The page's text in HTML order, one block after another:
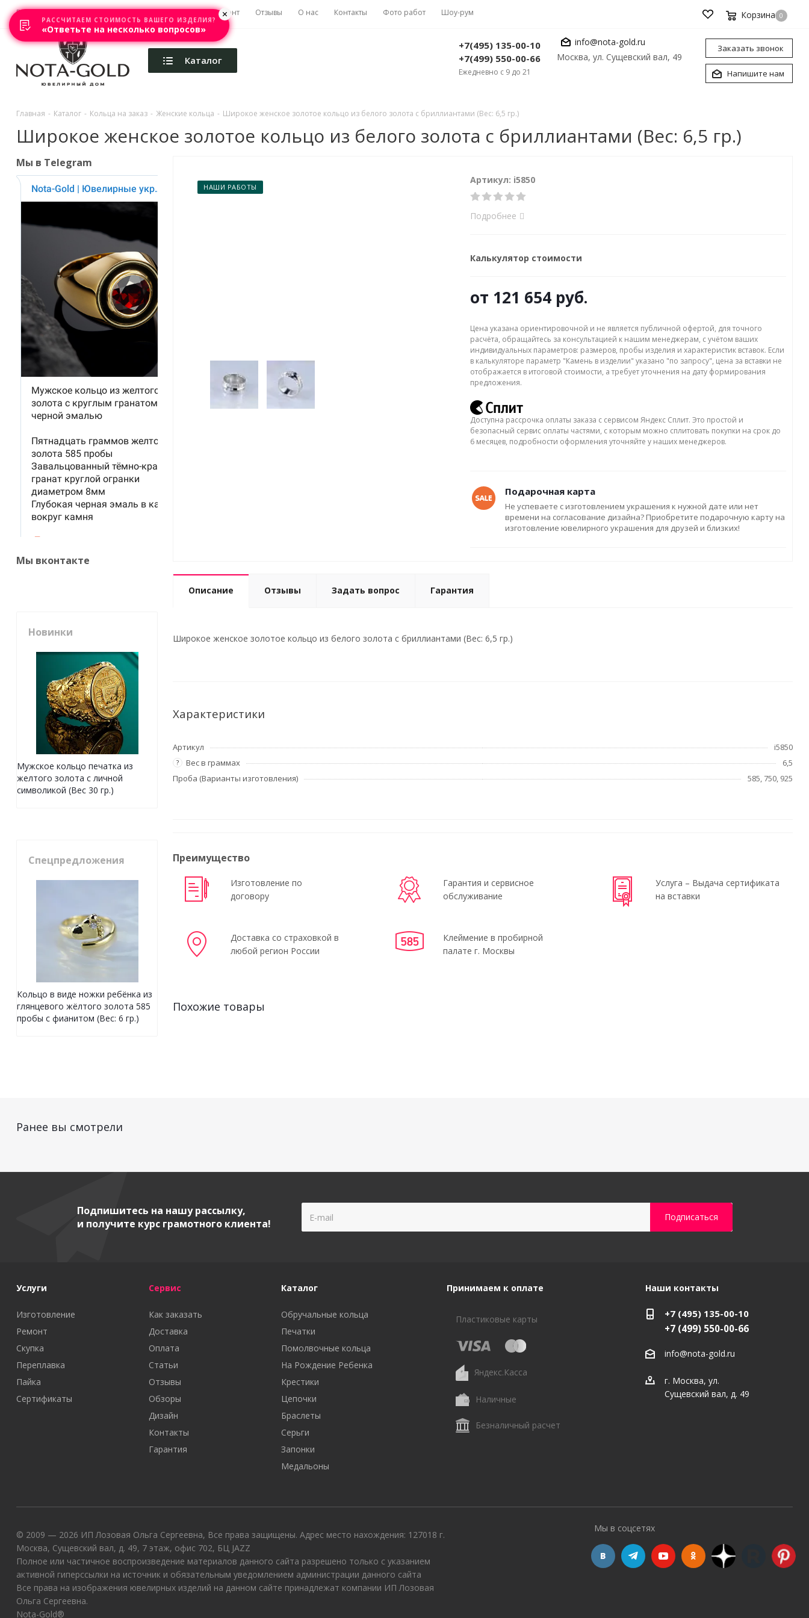
Главная Акции Каталоги Изготовление Ремонт Отзывы О нас Контакты Фото работ Шоу-рум Корзина 0
Каталог
+7(495) 135-00-10
+7(499) 550-00-66
Ежедневно с 9 до 21
info@nota-gold.ru
Москва, ул. Сущевский вал, 49
Заказать звонок
Напишите нам
Главная - Каталог - Кольца на заказ - Женские кольца - Широкое женское золотое кольцо из белого золота с бриллиантами (Вес: 6,5 гр.)
Широкое женское золотое кольцо из белого золота с бриллиантами (Вес: 6,5 гр.)
НАШИ РАБОТЫ
Артикул: i5850
Подробнее
Калькулятор стоимости
от 121 654 руб.
Цена указана ориентировочной и не является публичной офертой, для точного
расчёта, обращайтесь за консультацией к нашим менеджерам, с учётом ваших
индивидуальных параметров: размеров, пробы изделия и характеристик вставок. Если
в калькуляторе параметр "Камень в изделии" указано "по запросу", цена за вставки не
отображается в итоговой стоимости, а требует уточнения на дату формирования
предложения.
Доступна рассрочка оплаты заказа с сервисом Яндекс Сплит. Это простой и
безопасный сервис оплаты частями, с которым можно сплитовать покупки на срок до
6 месяцев, подробности оформления уточняйте у наших менеджеров.
Подарочная карта
Не успеваете с изготовлением украшения к нужной дате или нет
времени на согласование дизайна? Приобретите подарочную карту на
изготовление ювелирного украшения для друзей и близких!
Описание Отзывы Задать вопрос Гарантия
Широкое женское золотое кольцо из белого золота с бриллиантами (Вес: 6,5 гр.)
Характеристики
Артикул i5850
? Вес в граммах
6,5
Проба (Варианты изготовления)
585, 750, 925
Преимущество
Изготовление по
договору
Гарантия и сервисное
обслуживание
Услуга – Выдача сертификата
на вставки
Доставка со страховкой в
любой регион России
Клеймение в пробирной
палате г. Москвы
Похожие товары
Мы в Telegram
Мы вконтакте
Новинки
Мужское кольцо печатка из
желтого золота с личной
символикой (Вес 30 гр.)
Спецпредложения
Кольцо в виде ножки ребёнка из
глянцевого жёлтого золота 585
пробы с фианитом (Вес: 6 гр.)
Ранее вы смотрели
Подпишитесь на нашу рассылку,
и получите курс грамотного клиента!
Услуги
Изготовление
Ремонт
Скупка
Переплавка
Пайка
Сертификаты
Сервис
Как заказать
Доставка
Оплата
Статьи
Отзывы
Обзоры
Дизайн
Контакты
Гарантия
Каталог
Обручальные кольца
Печатки
Помолвочные кольца
На Рождение Ребенка
Крестики
Цепочки
Браслеты
Серьги
Запонки
Медальоны
Принимаем к оплате
Пластиковые карты
Яндекс.Касса
Наличные
Безналичный расчет
Наши контакты
+7 (495) 135-00-10
+7 (499) 550-00-66
info@nota-gold.ru
г. Москва, ул.
Сущевский вал, д. 49
© 2009 — 2026 ИП Лозовая Ольга Сергеевна, Все права защищены. Адрес место нахождения: 127018 г.
Москва, Сущевский вал, д. 49, 7 этаж, офис 702, БЦ JAZZ
Полное или частичное воспроизведение материалов данного сайта разрешено только с указанием
активной гиперссылки на источник и обязательным уведомлением администрации данного сайта
Все права на изображения ювелирных изделий на данном сайте принадлежат компании ИП Лозовая
Ольга Сергеевна.
Nota-Gold®
Мы в соцсетях
РАССЧИТАЕМ СТОИМОСТЬ ВАШЕГО ИЗДЕЛИЯ?
«Ответьте на несколько вопросов»